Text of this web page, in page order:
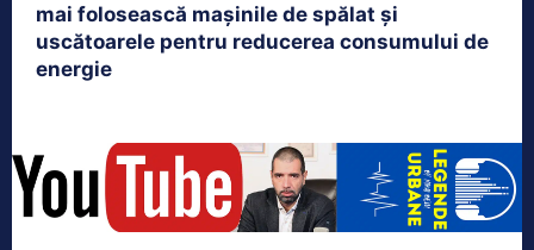
mai folosească mașinile de spălat și
uscătoarele pentru reducerea consumului de
energie